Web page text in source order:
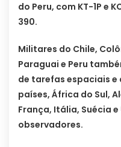
do Peru, com KT-1P e
390.
Militares do Chile,
Paraguai e Peru
de tarefas espaciais e
países, África do Sul,
França, Itália, Suécia
observadores.